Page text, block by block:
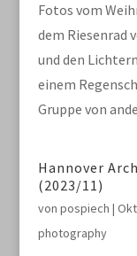
Fotos vom
dem Riesenrad
und den
einem
Gruppe von
Hannover
(2023/11)
von pospiech |
photography